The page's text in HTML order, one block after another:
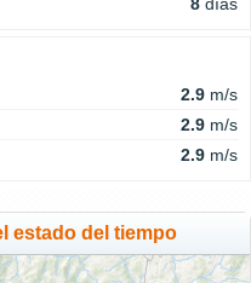
2.9 m/s
2.9 m/s
2.9 m/s
estado del tiempo